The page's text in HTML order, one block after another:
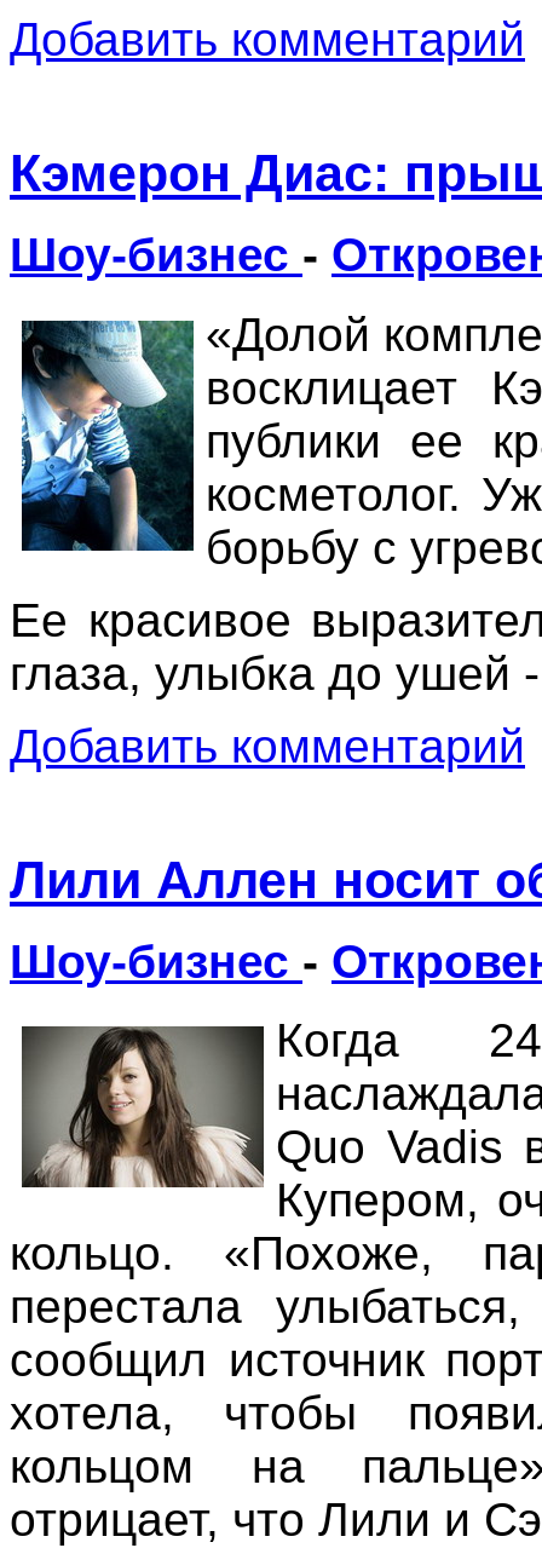
Добавить комментарий
Кэмерон Диас:
Шоу-бизнес -
«Долой
восклицает
публики ее
косметолог.
борьбу с
Ее красивое
глаза, улыбка до ушей
Добавить комментарий
Лили Аллен носит
Шоу-бизнес -
Когда
Quo Vadis
Купером,
кольцо. «Похоже,
перестала
сообщил источник
хотела, чтобы
кольцом на
отрицает, что Лили и